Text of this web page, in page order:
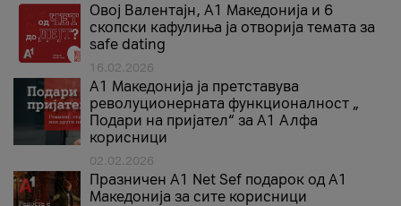
Овој Валентајн, A1 Македонија и 6
скопски кафулиња ја отворија темата за
safe dating
16.02.2026
А1 Македонија ја претставува
револуционерната функционалност „
Подари на пријател“ за А1 Алфа
корисници
02.02.2026
Празничен A1 Net Sеf подарок од А1
Македонија за сите корисници